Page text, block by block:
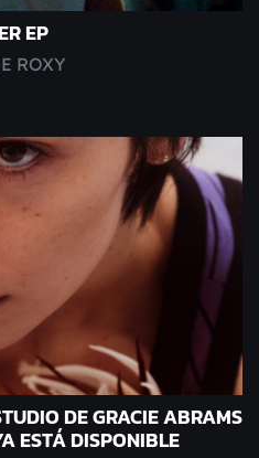
EP
ROXY
DE GRACIE ABRAMS
ESTÁ DISPONIBLE